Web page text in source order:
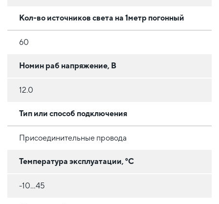
Кол-во источников света на 1метр погонный
60
Номин раб напряжение, В
12.0
Тип или способ подключения
Присоединительные провода
Температура эксплуатации, °C
-10...45